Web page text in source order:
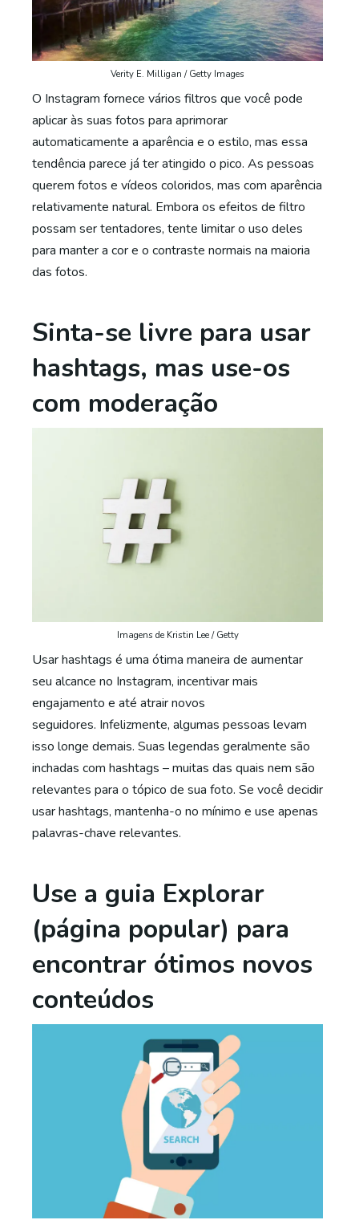
Verity E. Milligan / Getty Images
O Instagram fornece vários filtros que você pode
aplicar às suas fotos para aprimorar
automaticamente a aparência e o estilo, mas essa
tendência parece já ter atingido o pico. As pessoas
querem fotos e vídeos coloridos, mas com aparência
relativamente natural. Embora os efeitos de filtro
possam ser tentadores, tente limitar o uso deles
para manter a cor e o contraste normais na maioria
das fotos.
Sinta-se livre para usar
hashtags, mas use-os
com moderação
Imagens de Kristin Lee / Getty
Usar hashtags é uma ótima maneira de aumentar
seu alcance no Instagram, incentivar mais
engajamento e até atrair novos
seguidores. Infelizmente, algumas pessoas levam
isso longe demais. Suas legendas geralmente são
inchadas com hashtags – muitas das quais nem são
relevantes para o tópico de sua foto. Se você decidir
usar hashtags, mantenha-o no mínimo e use apenas
palavras-chave relevantes.
Use a guia Explorar
(página popular) para
encontrar ótimos novos
conteúdos